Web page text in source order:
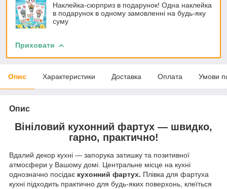
Наклейка-сюрприз в подарунок! Одна наклейка
в подарунок в одному замовленні на будь-яку
суму
Приховати
Опис Характеристики Доставка Оплата Умови
Опис
Вініловий кухонний фартух — швидко,
гарно, практично!
Вдалий декор кухні — запорука затишку та позитивної
атмосфери у Вашому домі. Центральне місце на кухні
однозначно посідає кухонний фартух. Плівка для фартуха
кухні підходить практично для будь-яких поверхонь, клеїться